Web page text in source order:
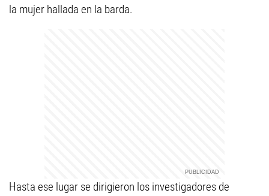
la mujer hallada en la barda.
Hasta ese lugar se dirigieron los investigadores de